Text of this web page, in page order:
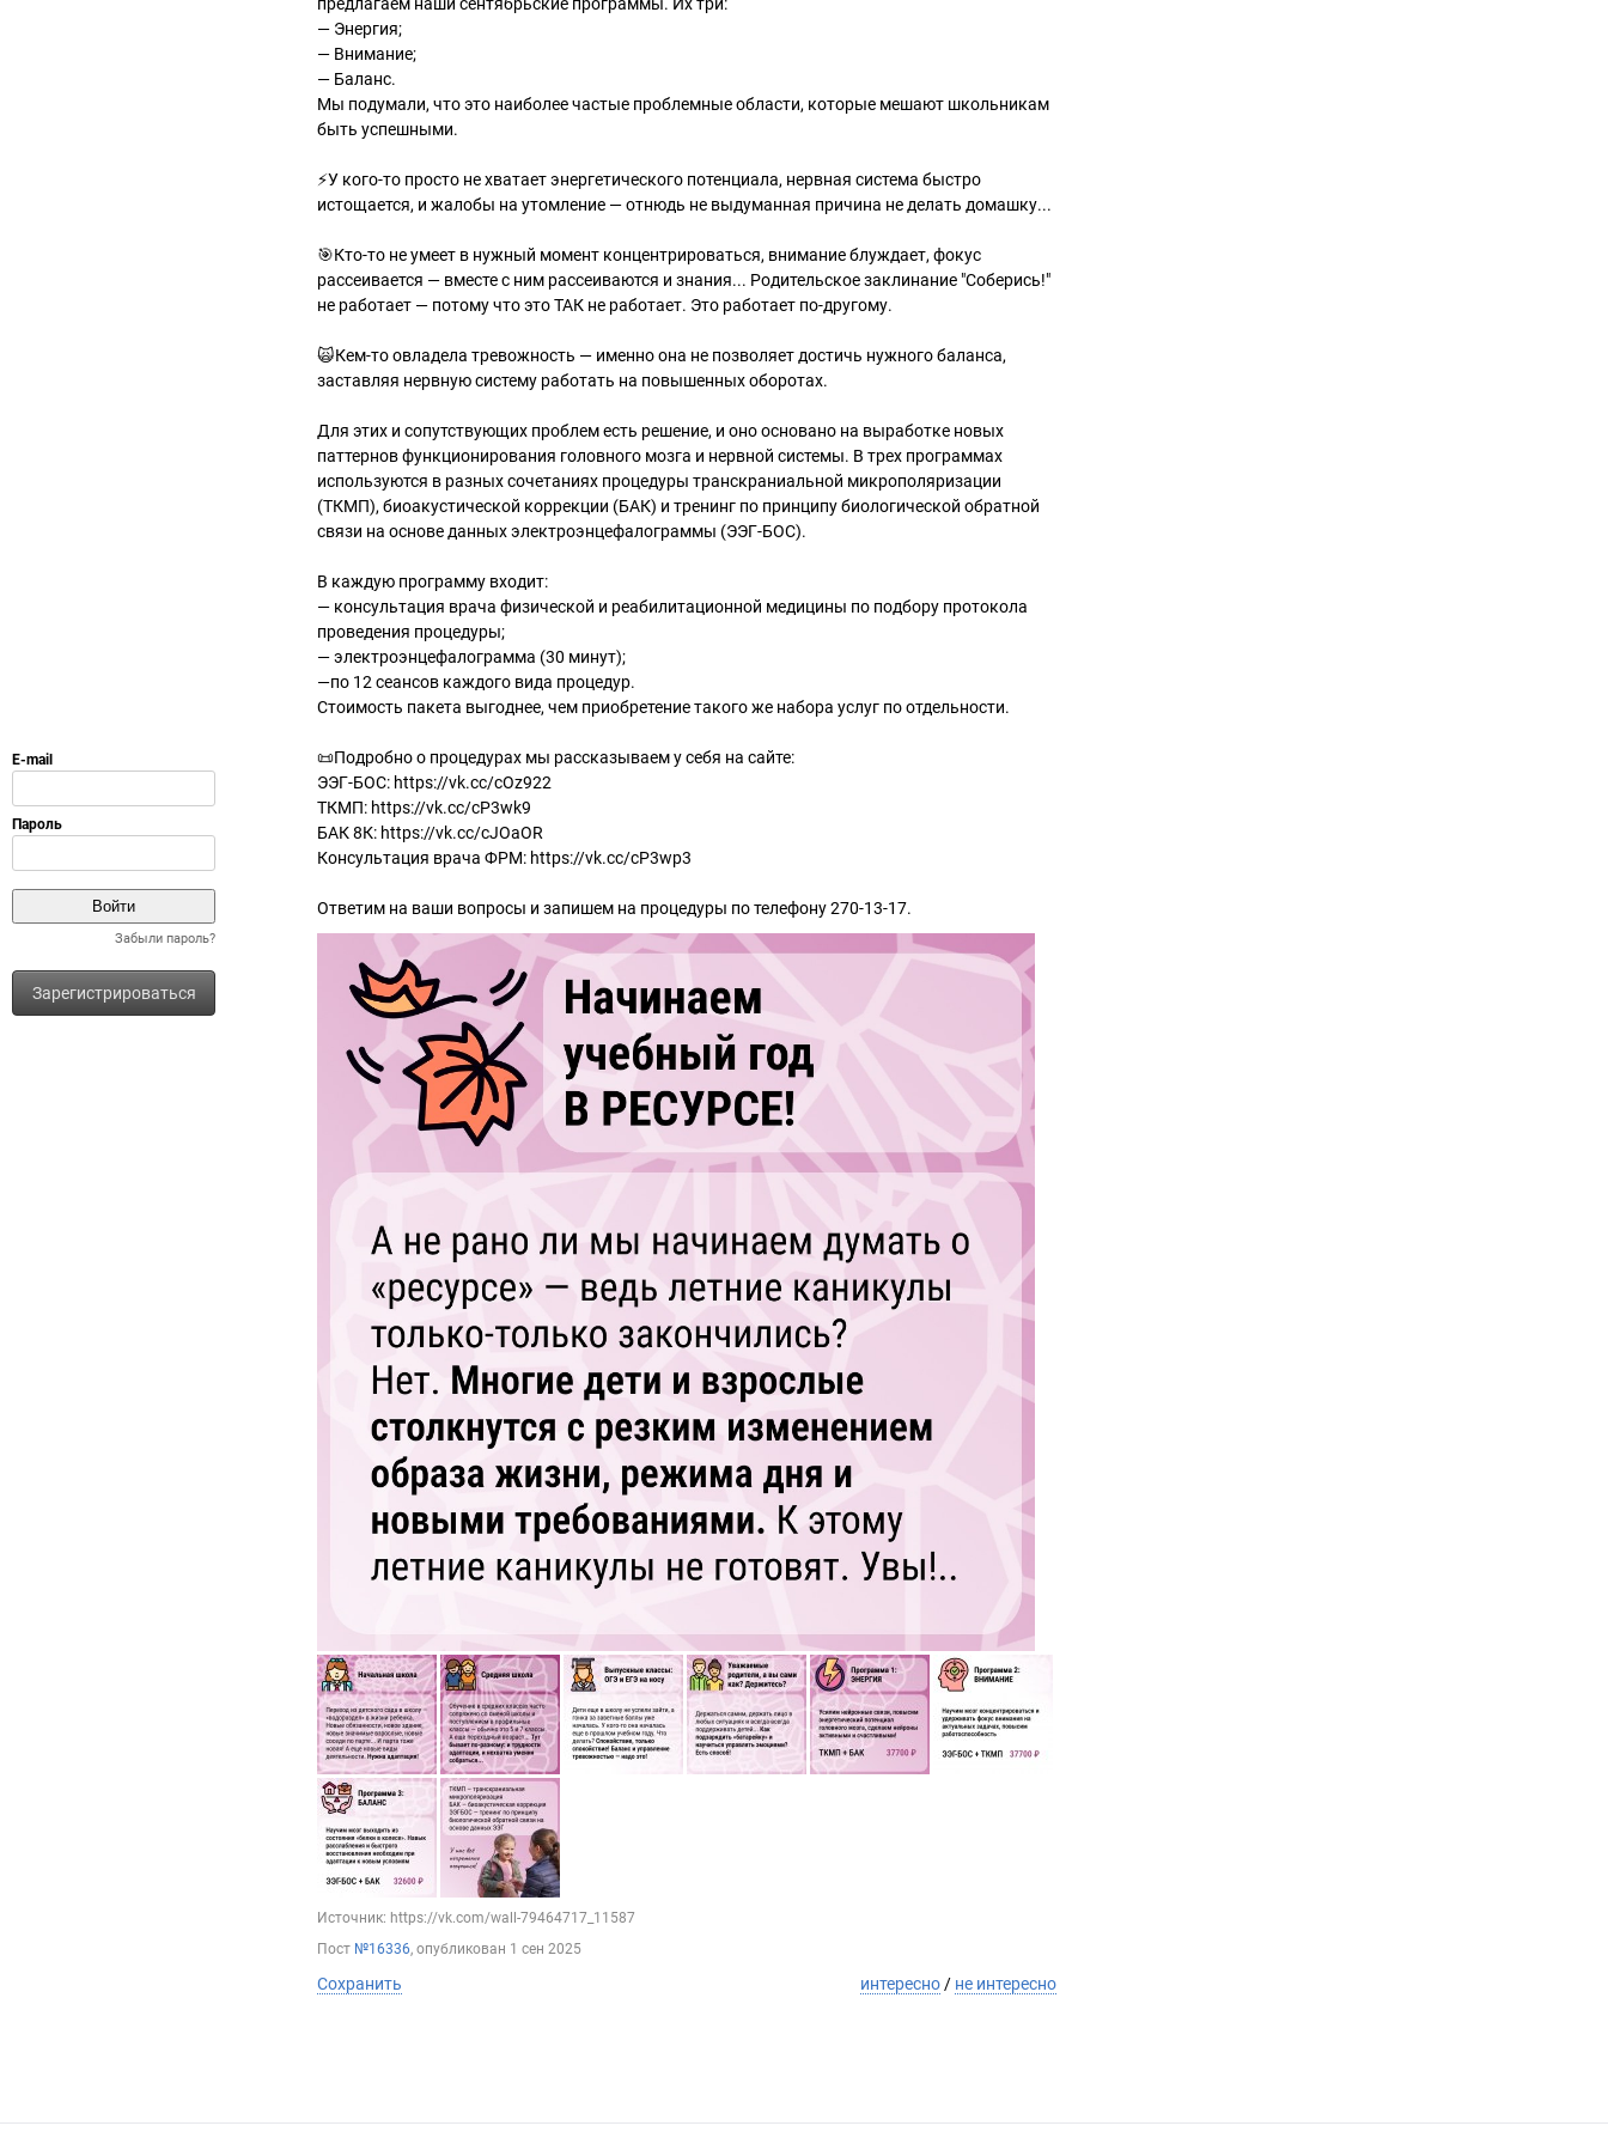
Забыли пароль?
Зарегистрироваться
— Энергия;
— Внимание;
— Баланс.
Мы подумали, что это наиболее частые проблемные области, которые мешают школьникам
быть успешными.
⚡У кого-то просто не хватает энергетического потенциала, нервная система быстро
истощается, и жалобы на утомление — отнюдь не выдуманная причина не делать домашку...
🎯Кто-то не умеет в нужный момент концентрироваться, внимание блуждает, фокус
рассеивается — вместе с ним рассеиваются и знания... Родительское заклинание "Соберись!"
не работает — потому что это ТАК не работает. Это работает по-другому.
🙀Кем-то овладела тревожность — именно она не позволяет достичь нужного баланса,
заставляя нервную систему работать на повышенных оборотах.
Для этих и сопутствующих проблем есть решение, и оно основано на выработке новых
паттернов функционирования головного мозга и нервной системы. В трех программах
используются в разных сочетаниях процедуры транскраниальной микрополяризации
(ТКМП), биоакустической коррекции (БАК) и тренинг по принципу биологической обратной
связи на основе данных электроэнцефалограммы (ЭЭГ-БОС).
В каждую программу входит:
— консультация врача физической и реабилитационной медицины по подбору протокола
проведения процедуры;
— электроэнцефалограмма (30 минут);
—по 12 сеансов каждого вида процедур.
Стоимость пакета выгоднее, чем приобретение такого же набора услуг по отдельности.
📜Подробно о процедурах мы рассказываем у себя на сайте:
ЭЭГ-БОС: https://vk.cc/cOz922
ТКМП: https://vk.cc/cP3wk9
БАК 8К: https://vk.cc/cJOaOR
Консультация врача ФРМ: https://vk.cc/cP3wp3
Ответим на ваши вопросы и запишем на процедуры по телефону 270-13-17.
Источник: https://vk.com/wall-79464717_11587
Пост №16336, опубликован 1 сен 2025
Сохранить интересно / не интересно